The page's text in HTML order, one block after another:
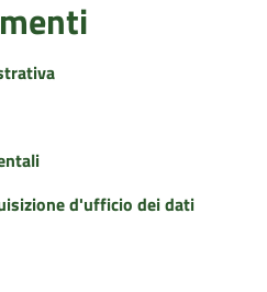
d'ufficio dei dati